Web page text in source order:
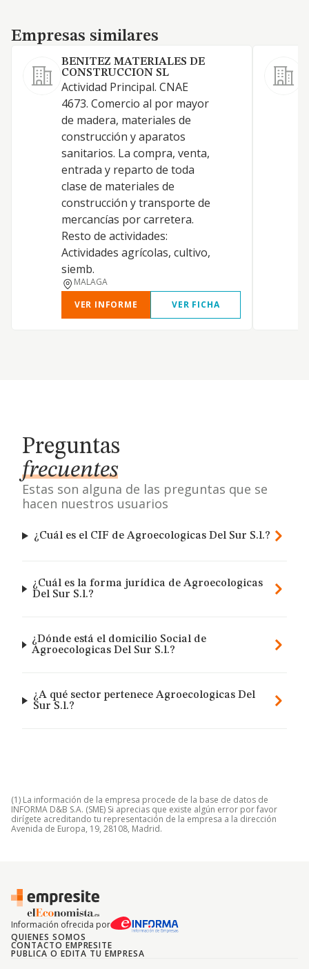
Empresas similares
Empresas similares
BENITEZ MATERIALES DE
CONSTRUCCION SL
Actividad Principal. CNAE
4673. Comercio al por mayor
de madera, materiales de
construcción y aparatos
sanitarios. La compra, venta,
entrada y reparto de toda
clase de materiales de
construcción y transporte de
mercancías por carretera.
Resto de actividades:
Actividades agrícolas, cultivo,
siemb.
MALAGA
VER INFORME
VER FICHA
Preguntas
frecuentes
Estas son alguna de las preguntas que se
hacen nuestros usuarios
¿Cuál es el CIF de Agroecologicas Del Sur S.l.?
¿Cuál es la forma jurídica de Agroecologicas
Del Sur S.l.?
¿Dónde está el domicilio Social de
Agroecologicas Del Sur S.l.?
¿A qué sector pertenece Agroecologicas Del
Sur S.l.?
(1) La información de la empresa procede de la base de datos de
INFORMA D&B S.A. (SME) Si aprecias que existe algún error por favor
dirígete acreditando tu representación de la empresa a la dirección
Avenida de Europa, 19, 28108, Madrid.
Información ofrecida por
QUIENES SOMOS
CONTACTO EMPRESITE
PUBLICA O EDITA TU EMPRESA